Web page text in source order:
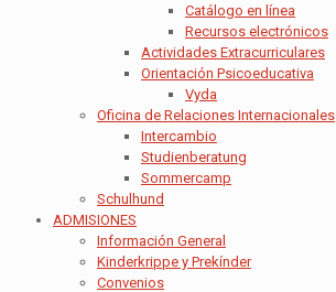
Catálogo en línea
Recursos electrónicos
Actividades Extracurriculares
Orientación Psicoeducativa
Vyda
Oficina de Relaciones Internacionales
Intercambio
Studienberatung
Sommercamp
Schulhund
ADMISIONES
Información General
Kinderkrippe y Prekínder
Convenios